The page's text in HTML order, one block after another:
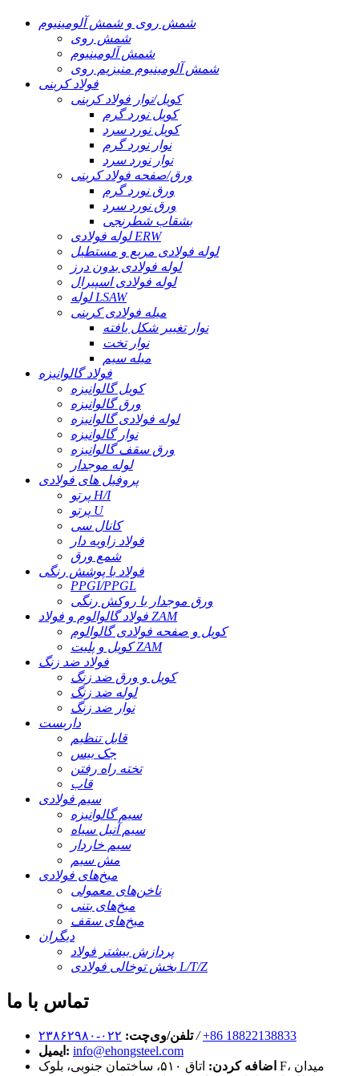
شمش روی و شمش آلومینیوم
شمش روی
شمش آلومینیوم
شمش آلومینیوم منیزیم روی
فولاد کربنی
کویل/نوار فولاد کربنی
کویل نورد گرم
کویل نورد سرد
نوار نورد گرم
نوار نورد سرد
ورق/صفحه فولاد کربنی
ورق نورد گرم
ورق نورد سرد
بشقاب شطرنجی
لوله فولادی ERW
لوله فولادی مربع و مستطیل
لوله فولادی بدون درز
لوله فولادی اسپیرال
لوله LSAW
میله فولادی کربنی
نوار تغییر شکل یافته
نوار تخت
میله سیم
فولاد گالوانیزه
کویل گالوانیزه
ورق گالوانیزه
لوله فولادی گالوانیزه
نوار گالوانیزه
ورق سقف گالوانیزه
لوله موجدار
پروفیل های فولادی
پرتو H/I
پرتو U
کانال سی
فولاد زاویه دار
شمع ورق
فولاد با پوشش رنگی
PPGI/PPGL
ورق موجدار با روکش رنگی
فولاد گالوالوم و فولاد ZAM
کویل و صفحه فولادی گالوالوم
کویل و پلیت ZAM
فولاد ضد زنگ
کویل و ورق ضد زنگ
لوله ضد زنگ
نوار ضد زنگ
داربست
قابل تنظیم
جک بیس
تخته راه رفتن
قاب
سیم فولادی
سیم گالوانیزه
سیم آنیل سیاه
سیم خاردار
مش سیم
میخ‌های فولادی
ناخن‌های معمولی
میخ‌های بتنی
میخ‌های سقف
دیگران
پردازش بیشتر فولاد
بخش توخالی فولادی L/T/Z
تماس با ما
تلفن/وی‌چت: ۰۲۲-۲۳۸۶۲۹۸۰ / ‎+86 18822138833‎
ایمیل: info@ehongsteel.com
اضافه کردن:
اتاق ۵۱۰، ساختمان جنوبی، بلوک F، میدان